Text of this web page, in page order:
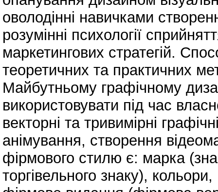
оволодінні навичками
розумінні психології
маркетингових стратегій.
теоретичних та практичних
Майбутньому графічному
використовувати під час
векторні та тривимірні
анімування, створення
фірмового стилю є: марка
торгівельного знаку),